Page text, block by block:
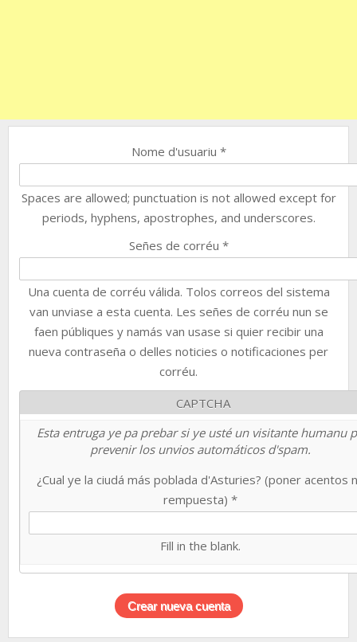
Nome d'usuariu *
Spaces are allowed; punctuation is not allowed except for
periods, hyphens, apostrophes, and underscores.
Señes de corréu *
Una cuenta de corréu válida. Tolos correos del sistema
van unviase a esta cuenta. Les señes de corréu nun se
faen públiques y namás van usase si quier recibir una
nueva contraseña o delles noticies o notificaciones per
corréu.
CAPTCHA
Esta entruga ye pa prebar si ye usté un visitante humanu
prevenir los unvios automáticos d'spam.
¿Cual ye la ciudá más poblada d'Asturies? (poner acentos
rempuesta) *
Fill in the blank.